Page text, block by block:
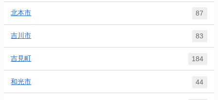
北本市 87
吉川市 83
吉見町 184
和光市 44